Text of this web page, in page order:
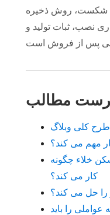
شکست، روش ذخیره
نصب، ثبات تولید و
مطالب
طرح کلی وبلاگ
مهم می کند؟
خلاء چگونه
کار می کند؟
را حل می کند؟
عواملی را باید